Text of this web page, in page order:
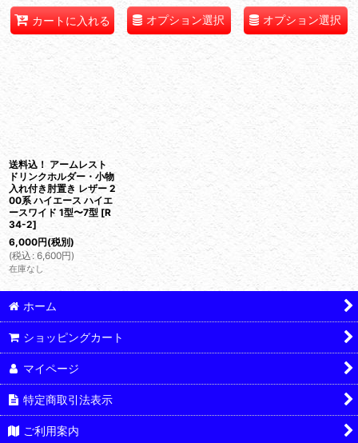
カートに入れる オプション選択 オプション選択
送料込！ アームレスト
ドリンクホルダー・小物
入れ付き肘置き レザー 2
00系 ハイエース ハイエ
ースワイド 1型〜7型 [R
34-2]
6,000円(税別)
(税込 : 6,600円)
在庫なし
ホーム
ショッピングカート
マイページ
特定商取引法表示
ご利用案内